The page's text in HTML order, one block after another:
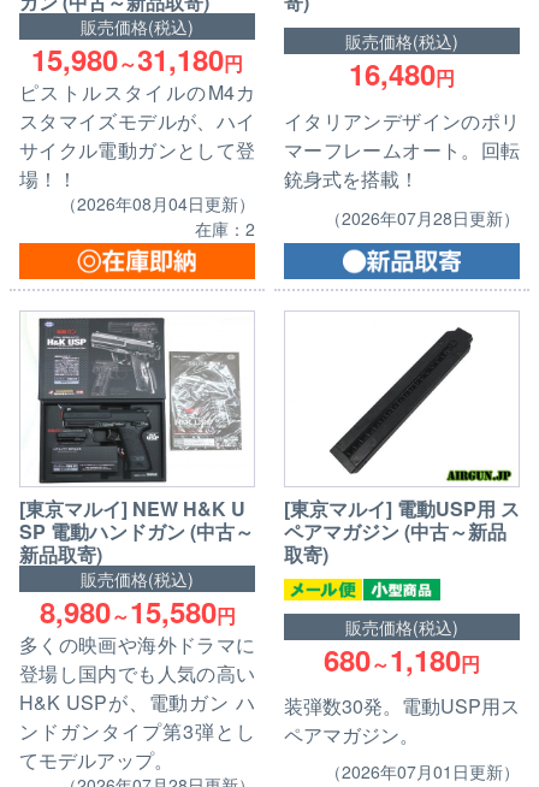
販売価格(税込)
15,980～31,180円
ピストルスタイルのM4カ
スタマイズモデルが、ハイ
サイクル電動ガンとして登
場！！
（2026年08月04日更新）
在庫：2
販売価格(税込)
16,480円
イタリアンデザインのポリ
マーフレームオート。回転
銃身式を搭載！
（2026年07月28日更新）
[東京マルイ] NEW H&K U
SP 電動ハンドガン (中古～
新品取寄)
販売価格(税込)
8,980～15,580円
多くの映画や海外ドラマに
登場し国内でも人気の高い
H&K USPが、電動ガン ハ
ンドガンタイプ第3弾とし
てモデルアップ。
[東京マルイ] 電動USP用 ス
ペアマガジン (中古～新品
取寄)
販売価格(税込)
680～1,180円
装弾数30発。電動USP用ス
ペアマガジン。
（2026年07月01日更新）